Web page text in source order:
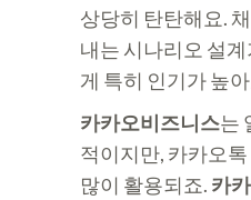
상당히 탄탄해요.
내는 시나리오 설
게 특히 인기가 높
카카오비즈니스는
적이지만, 카카오
많이 활용되죠. 카